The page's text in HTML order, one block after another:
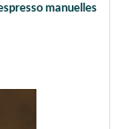
manuelles